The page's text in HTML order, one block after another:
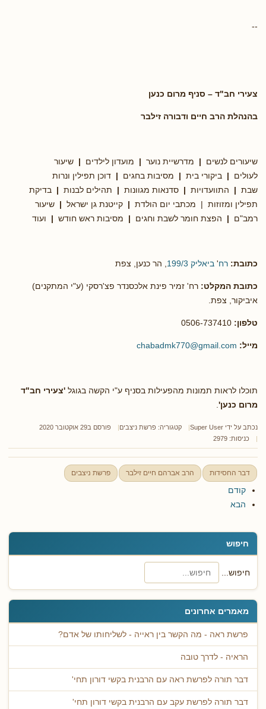
חיפוש
חיפוש...
מאמרים אחרונים
פרשת ראה - מה הקשר בין ראייה - לשליחותו של אדם?
הראיה - לדרך טובה
דבר תורה לפרשת ראה עם הרבנית בקשי דורון תחי'
דבר תורה לפרשת עקב עם הרבנית בקשי דורון תחי'
--
צעירי חב"ד – סניף מרום כנען
בהנהלת הרב חיים ודבורה זילבר
שיעורים לנשים | מדרשיית נוער | מועדון לילדים | שיעור
לעולים | ביקורי בית | מסיבות בחגים | דוכן תפילין ונרות
שבת | התוועדויות | סדנאות מגוונות | תהילים לבנות | בדיקת
תפילין ומזוזות | מכתבי יום הולדת | קייטנת גן ישראל | שיעור
רמב"ם | הפצת חומר לשבת וחגים | מסיבות ראש חודש | ועוד
כתובת: רח' ביאליק 199/3 , הר כנען, צפת
כתובת המקלט: רח' זמיר פינת אלכסנדר פצ'רסקי (ע"י המתקנים)
איביקור, צפת.
טלפון:
מייל: chabadmk770@gmail.com
תוכלו לראות תמונות מהפעילות בסניף ע"י הקשה בגוגל 'צעירי חב"ד
מרום כנען'
נכתב על ידי Super User קטגוריה: פרשת ניצבים
פורסם ב29 אוקטובר 2020
כניסות: 2979
דבר החסידות הרב אברהם חיים זילבר פרשת ניצבים
קודם
הבא